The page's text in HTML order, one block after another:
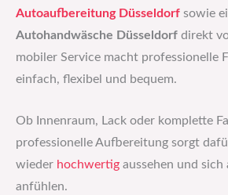
Autoaufbereitung Düsseldorf sowie
Autohandwäsche Düsseldorf direkt
mobiler Service macht professionelle
einfach, flexibel und bequem.
Ob Innenraum, Lack oder komplette
professionelle Aufbereitung sorgt
wieder hochwertig aussehen und sich
anfühlen.